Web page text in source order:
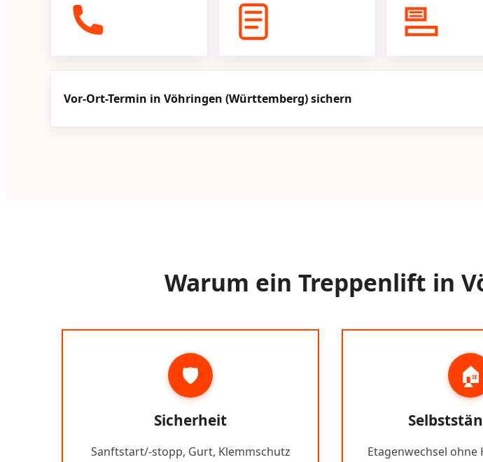
Vor-Ort-Termin in Vöhringen (Württemberg) sichern
Warum ein Treppenlift in
🛡️
Sicherheit
Sanftstart/-stopp, Gurt, Klemmschutz
🏠
Etagenwechsel